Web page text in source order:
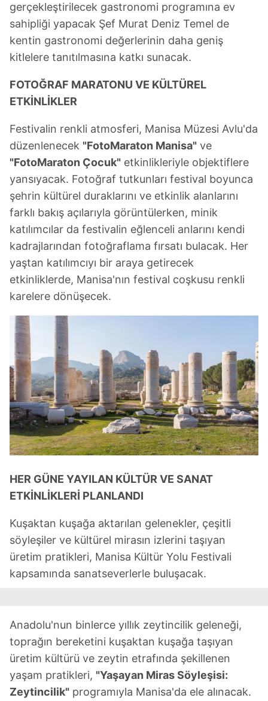
gerçekleştirilecek gastronomi programına ev
sahipliği yapacak Şef Murat Deniz Temel de
kentin gastronomi değerlerinin daha geniş
kitlelere tanıtılmasına katkı sunacak.
FOTOĞRAF MARATONU VE KÜLTÜREL
ETKİNLİKLER
Festivalin renkli atmosferi, Manisa Müzesi Avlu'da
düzenlenecek "FotoMaraton Manisa" ve
"FotoMaraton Çocuk" etkinlikleriyle objektiflere
yansıyacak. Fotoğraf tutkunları festival boyunca
şehrin kültürel duraklarını ve etkinlik alanlarını
farklı bakış açılarıyla görüntülerken, minik
katılımcılar da festivalin eğlenceli anlarını kendi
kadrajlarından fotoğraflama fırsatı bulacak. Her
yaştan katılımcıyı bir araya getirecek
etkinliklerde, Manisa'nın festival coşkusu renkli
karelere dönüşecek.
HER GÜNE YAYILAN KÜLTÜR VE SANAT
ETKİNLİKLERİ PLANLANDI
Kuşaktan kuşağa aktarılan gelenekler, çeşitli
söyleşiler ve kültürel mirasın izlerini taşıyan
üretim pratikleri, Manisa Kültür Yolu Festivali
kapsamında sanatseverlerle buluşacak.
Anadolu'nun binlerce yıllık zeytincilik geleneği,
toprağın bereketini kuşaktan kuşağa taşıyan
üretim kültürü ve zeytin etrafında şekillenen
yaşam pratikleri, "Yaşayan Miras Söyleşisi:
Zeytincilik" programıyla Manisa'da ele alınacak.